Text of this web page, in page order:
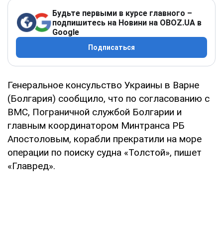
Будьте первыми в курсе главного –
подпишитесь на Новини на OBOZ.UA в
Google
Подписаться
Генеральное консульство Украины в Варне
(Болгария) сообщило, что по согласованию с
ВМС, Пограничной службой Болгарии и
главным координатором Минтранса РБ
Апостоловым, корабли прекратили на море
операции по поиску судна «Толстой», пишет
«Главред».